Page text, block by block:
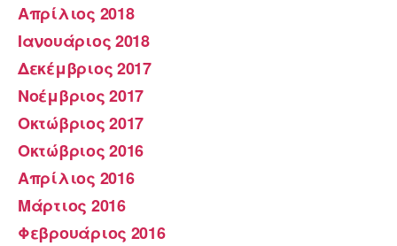
Απρίλιος 2018
Ιανουάριος 2018
Δεκέμβριος 2017
Νοέμβριος 2017
Οκτώβριος 2017
Οκτώβριος 2016
Απρίλιος 2016
Μάρτιος 2016
Φεβρουάριος 2016